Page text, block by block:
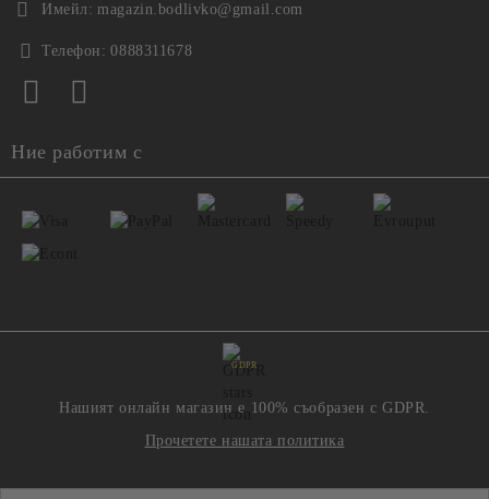
Имейл: magazin.bodlivko@gmail.com
Телефон: 0888311678
Ние работим с
GDPR
Нашият онлайн магазин е 100% съобразен с GDPR.
Прочетете нашата политика